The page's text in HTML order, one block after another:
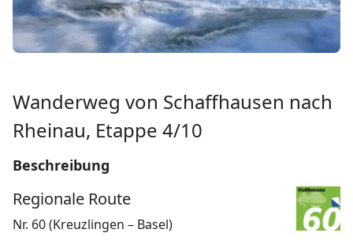
Wanderweg von Schaffhausen nach
Rheinau, Etappe 4/10
Beschreibung
Regionale Route
Nr. 60 (Kreuzlingen – Basel)